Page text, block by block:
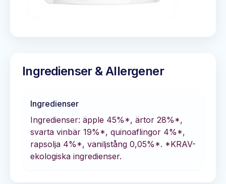
Ingredienser & Allergener
Ingredienser
Ingredienser: äpple 45%*, ärtor 28%*,
svarta vinbär 19%*, quinoaflingor 4%*,
rapsolja 4%*, vaniljstång 0,05%*. *KRAV-
ekologiska ingredienser.